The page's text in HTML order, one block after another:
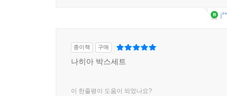
종이책 구매
나히아 박스세트
이 한줄평이 도움이 되었나요?